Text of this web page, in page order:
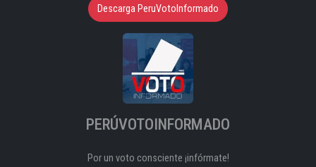
Descarga PeruVotoInformado
PERÚVOTOINFORMADO
Por un voto consciente ¡infórmate!